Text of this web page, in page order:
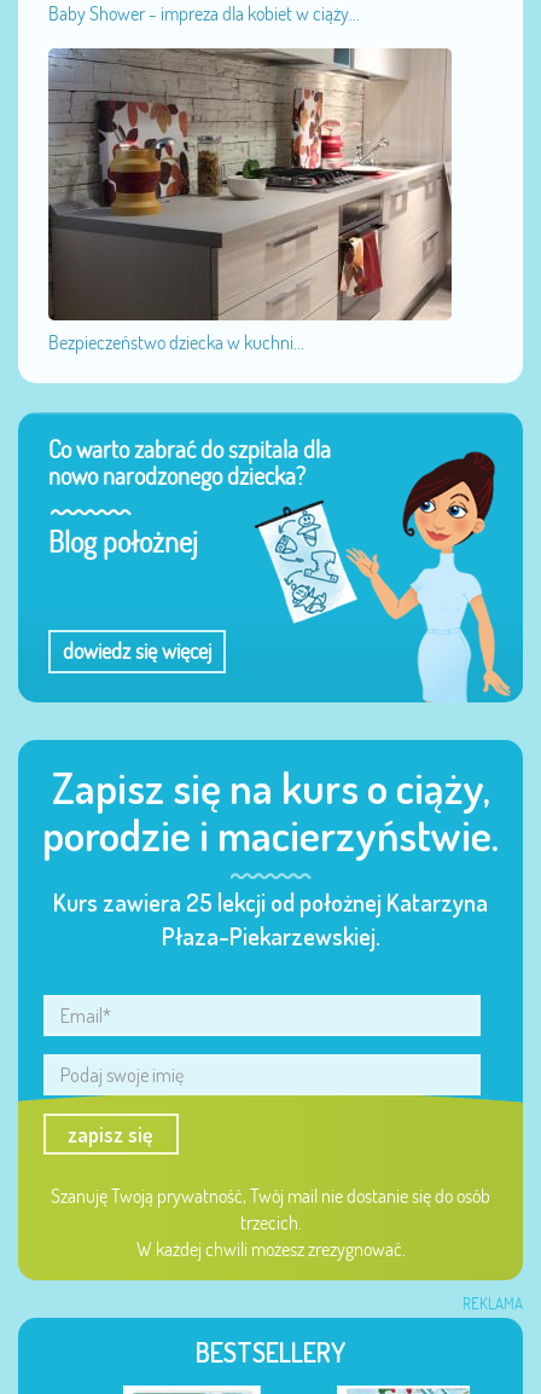
Baby Shower - impreza dla kobiet w ciąży...
Bezpieczeństwo dziecka w kuchni...
Co warto zabrać do szpitala dla
nowo narodzonego dziecka?
Blog położnej
dowiedz się więcej
Zapisz się na kurs o ciąży,
porodzie i macierzyństwie.
Kurs zawiera 25 lekcji od położnej Katarzyna
Płaza-Piekarzewskiej.
zapisz się
Szanuję Twoją prywatność, Twój mail nie dostanie się do osób
trzecich.
W każdej chwili możesz zrezygnować.
REKLAMA
BESTSELLERY